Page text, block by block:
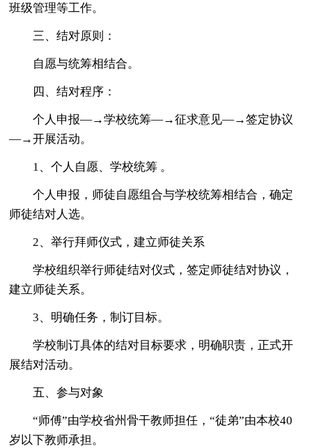
班级管理等工作。
三、结对原则：
自愿与统筹相结合。
四、结对程序：
个人申报—→学校统筹—→征求意见—→签定协议
—→开展活动。
1、个人自愿、学校统筹 。
个人申报，师徒自愿组合与学校统筹相结合，确定
师徒结对人选。
2、举行拜师仪式，建立师徒关系
学校组织举行师徒结对仪式，签定师徒结对协议，
建立师徒关系。
3、明确任务，制订目标。
学校制订具体的结对目标要求，明确职责，正式开
展结对活动。
五、参与对象
“师傅”由学校省州骨干教师担任，“徒弟”由本校40
岁以下教师承担。